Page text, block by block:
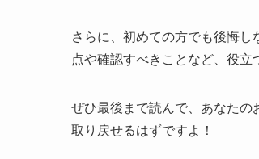
さらに、初めての方でも後悔し
点や確認すべきことなど、役立
ぜひ最後まで読んで、あなたの
取り戻せるはずですよ！